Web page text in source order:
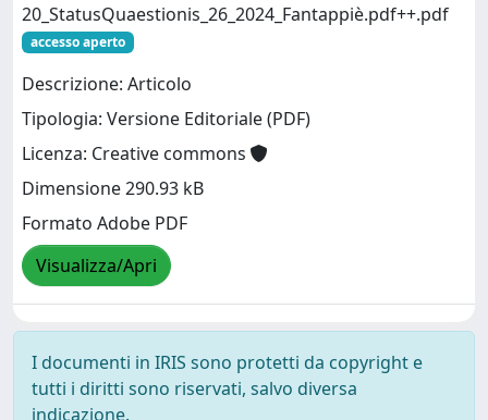
20_StatusQuaestionis_26_2024_Fantappiè.pdf++.pdf
accesso aperto
Descrizione: Articolo
Tipologia: Versione Editoriale (PDF)
Licenza: Creative commons
Dimensione 290.93 kB
Formato Adobe PDF
Visualizza/Apri
I documenti in IRIS sono protetti da copyright e
tutti i diritti sono riservati, salvo diversa
indicazione.